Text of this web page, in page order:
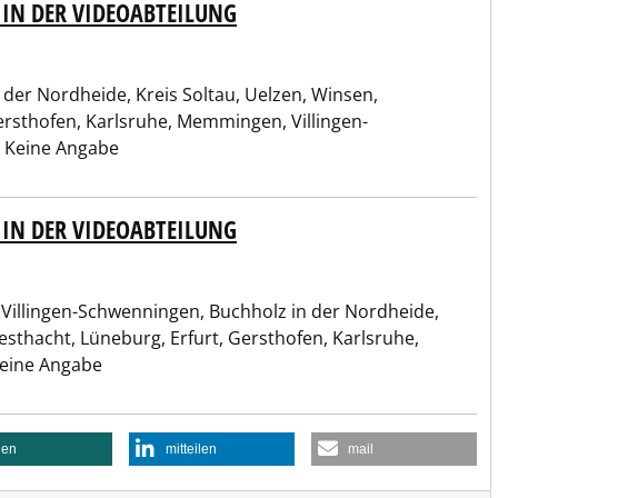
DER VIDEOABTEILUNG
Nordheide, Kreis Soltau, Uelzen, Winsen,
Karlsruhe, Memmingen, Villingen-
Keine Angabe
DER VIDEOABTEILUNG
Schwenningen, Buchholz in der Nordheide,
Lüneburg, Erfurt, Gersthofen, Karlsruhe,
Angabe
mitteilen mail